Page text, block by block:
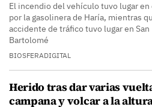
El incendio del vehículo tuvo lugar
por la gasolinera de Haría, mientras
accidente de tráfico tuvo lugar en San
Bartolomé
BIOSFERADIGITAL
Herido tras dar varias
campana y volcar a la